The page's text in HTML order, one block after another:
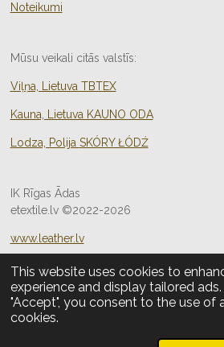
This website uses cookies to
experience and display tailored
"Accept", you consent to the use of
cookies.
Noteikumi
Mūsu veikali citās valstīs:
Viļņa, Lietuva TBTEX
Kauna, Lietuva KAUNO ODA
Lodza, Polija SKÓRY ŁÓDŹ
IK Rīgas Ādas
etextile.lv ©2022-2026
www.leather.lv
Sazinieties ar mums, un mēs palīdzēsim
risinājumu!